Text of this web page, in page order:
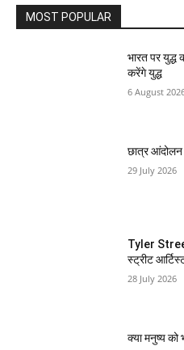
MOST POPULAR
भारत पर
करेंगे युद्ध
6 August
छात्र आंदोलन
29 July 2026
Tyler
स्ट्रीट
28 July 2026
क्या मनुष्य को